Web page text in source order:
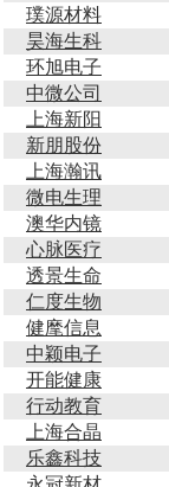
璞源材料
昊海生科
环旭电子
中微公司
上海新阳
新朋股份
上海瀚讯
微电生理
澳华内镜
心脉医疗
透景生命
仁度生物
健麾信息
中颖电子
开能健康
行动教育
上海合晶
乐鑫科技